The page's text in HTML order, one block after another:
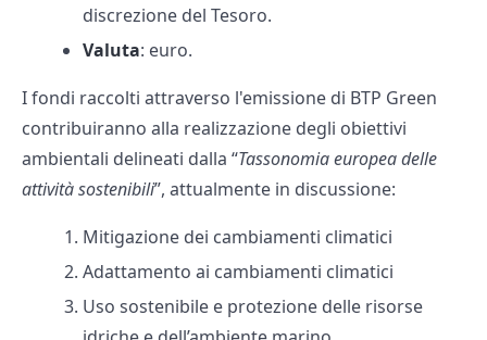
discrezione del Tesoro.
Valuta: euro.
I fondi raccolti attraverso l'emissione di BTP Green
contribuiranno alla realizzazione degli obiettivi
ambientali delineati dalla “Tassonomia europea delle
attività sostenibili”, attualmente in discussione:
Mitigazione dei cambiamenti climatici
Adattamento ai cambiamenti climatici
Uso sostenibile e protezione delle risorse